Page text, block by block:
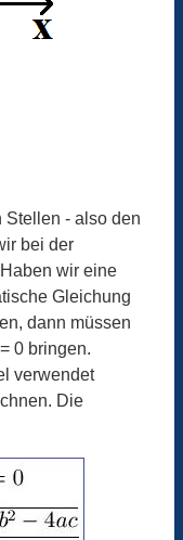
Stellen - also den
bei der
wir eine
Gleichung
dann müssen
0 bringen.
verwendet
Die